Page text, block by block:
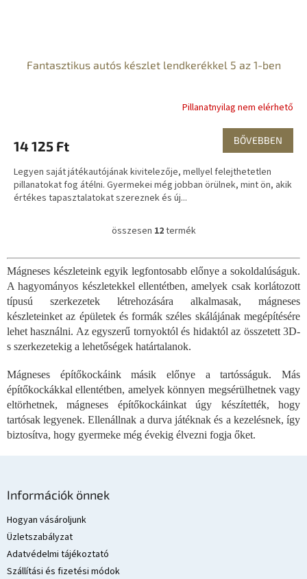
Fantasztikus autós készlet lendkerékkel 5 az 1-ben
Pillanatnyilag nem elérhető
14 125 Ft BŐVEBBEN
Legyen saját játékautójának kivitelezője, mellyel felejthetetlen
pillanatokat fog átélni. Gyermekei még jobban örülnek, mint ön, akik
értékes tapasztalatokat szereznek és új...
L
s
t
a
i
r
á
n
y
t
á
s
e
l
összesen 12termék
Mágneses készleteink egyik legfontosabb előnye a sokoldalúságuk.
A hagyományos készletekkel ellentétben, amelyek csak korlátozott
típusú szerkezetek létrehozására alkalmasak, mágneses
készleteinket az épületek és formák széles skálájának megépítésére
lehet használni. Az egyszerű tornyoktól és hidaktól az összetett 3D-
s szerkezetekig a lehetőségek határtalanok.
Mágneses építőkockáink másik előnye a tartósságuk. Más
építőkockákkal ellentétben, amelyek könnyen megsérülhetnek vagy
eltörhetnek, mágneses építőkockáinkat úgy készítették, hogy
tartósak legyenek. Ellenállnak a durva játéknak és a kezelésnek, így
biztosítva, hogy gyermeke még évekig élvezni fogja őket.
Információk önnek
Hogyan vásároljunk
Üzletszabályzat
Adatvédelmi tájékoztató
Szállítási és fizetési módok